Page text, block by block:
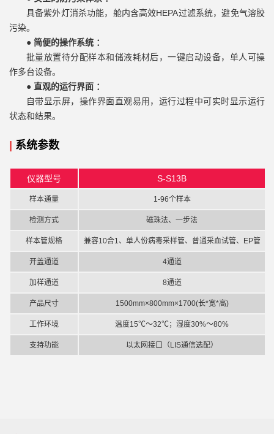
具备紫外灯消杀功能，舱内含高效HEPA过滤系统，避免气溶胶
污染。
● 简便的操作系统 ：
批量放置待分配样本和储液耗材后，一键启动设备，单人可操
作多台设备。
● 直观的运行界面 ：
自带显示屏，操作界面直观易用，运行过程中可实时显示运行
状态和结果。
系统参数
仪器型号 S-S13B
样本通量 1-96个样本
检测方式 磁珠法、一步法
样本管规格 兼容10合1、单人份病毒采样管、普通采血试管、EP管
开盖通道 4通道
加样通道 8通道
产品尺寸 1500mm×800mm×1700(长*宽*高)
工作环境 温度15℃～32℃；湿度30%～80%
支持功能 以太网接口（LIS通信选配）